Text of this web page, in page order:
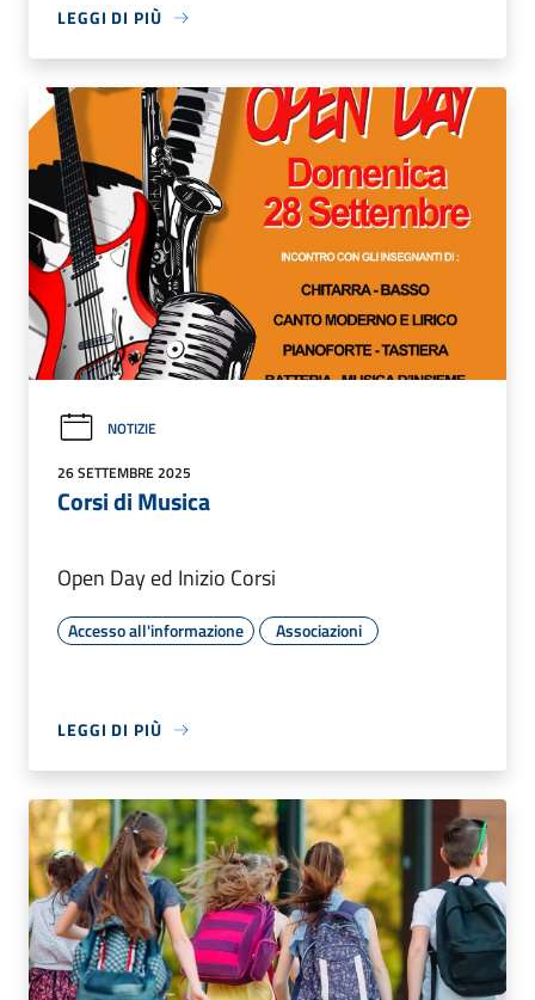
LEGGI DI PIÙ
NOTIZIE
26 SETTEMBRE 2025
Corsi di Musica
Open Day ed Inizio Corsi
Accesso all'informazione Associazioni
LEGGI DI PIÙ